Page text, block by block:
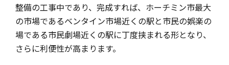
整備の工事中であり、完成すれば、ホーチミン市最大
の市場であるベンタイン市場近くの駅と市民の娯楽の
場である市民劇場近くの駅に丁度挟まれる形となり、
さらに利便性が高まります。